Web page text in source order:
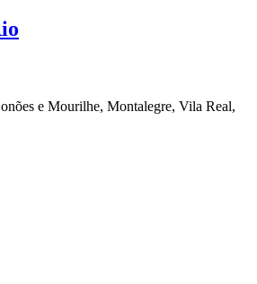
e Mourilhe, Montalegre, Vila Real,